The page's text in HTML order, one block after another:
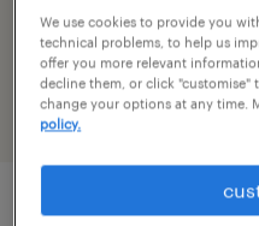
номер посилання
47049588
We use cookies to provide you
technical problems, to help us
offer you more relevant
decline them, or click "customise"
change your options at any time.
policy.